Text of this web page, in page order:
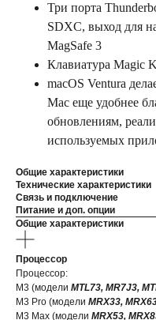
Три порта
SDXC, выход для
MagSafe 3
Клавиатура Magic
macOS Ventura
Мас еще удобнее
обновлениям,
используемых
Общие характеристики
Технические характеристики
Связь и подключение
Питание и доп. опции
Общие характеристики
Процессор
Процессор:
M3 (модели MTL73, MR7J3,
M3 Pro (модели MRX33,
M3 Max (модели MRX53,